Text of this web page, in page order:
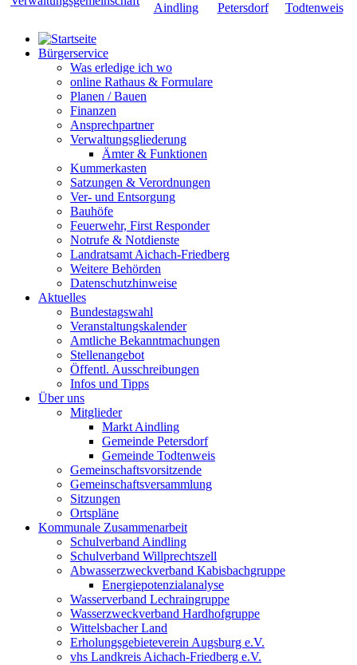
Bürgerservice
Was erledige ich wo
online Rathaus & Formulare
Planen / Bauen
Finanzen
Ansprechpartner
Verwaltungsgliederung
Ämter & Funktionen
Kummerkasten
Satzungen & Verordnungen
Ver- und Entsorgung
Bauhöfe
Feuerwehr, First Responder
Notrufe & Notdienste
Landratsamt Aichach-Friedberg
Weitere Behörden
Datenschutzhinweise
Aktuelles
Bundestagswahl
Veranstaltungskalender
Amtliche Bekanntmachungen
Stellenangebot
Öffentl. Ausschreibungen
Infos und Tipps
Über uns
Mitglieder
Markt Aindling
Gemeinde Petersdorf
Gemeinde Todtenweis
Gemeinschaftsvorsitzende
Gemeinschaftsversammlung
Sitzungen
Ortspläne
Kommunale Zusammenarbeit
Schulverband Aindling
Schulverband Willprechtszell
Abwasserzweckverband Kabisbachgruppe
Energiepotenzialanalyse
Wasserverband Lechraingruppe
Wasserzweckverband Hardhofgruppe
Wittelsbacher Land
Erholungsgebieteverein Augsburg e.V.
vhs Landkreis Aichach-Friedberg e.V.